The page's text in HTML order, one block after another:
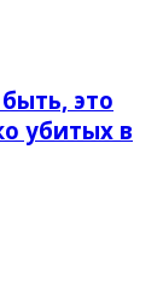
это
убитых в